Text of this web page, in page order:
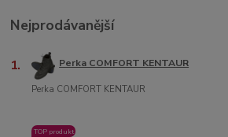
Nejprodávanější
1. Perka COMFORT KENTAUR
Perka COMFORT KENTAUR
TOP produkt